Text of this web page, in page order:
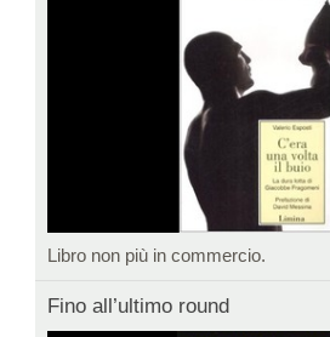
Libro non più in commercio.
Fino all’ultimo round